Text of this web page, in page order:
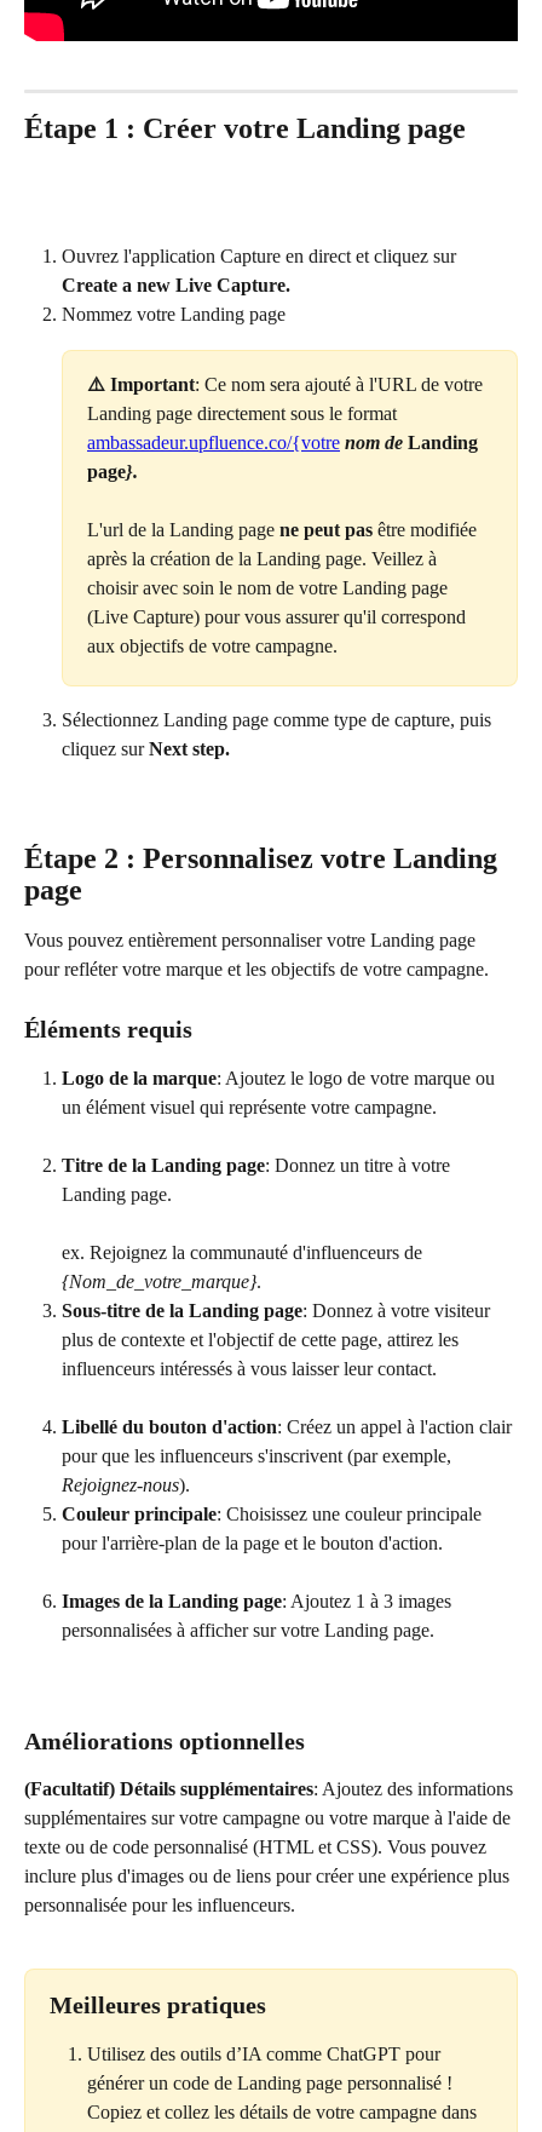
Étape 1 : Créer votre Landing page
Ouvrez l'application Capture en direct et cliquez sur
Create a new Live Capture.
Nommez votre Landing page
⚠️ Important: Ce nom sera ajouté à l'URL de votre
Landing page directement sous le format
ambassadeur.upfluence.co/{votre nom de Landing
page}.
L'url de la Landing page ne peut pas être modifiée
après la création de la Landing page. Veillez à
choisir avec soin le nom de votre Landing page
(Live Capture) pour vous assurer qu'il correspond
aux objectifs de votre campagne.
Sélectionnez Landing page comme type de capture, puis
cliquez sur Next step.
Étape 2 : Personnalisez votre Landing
page
Vous pouvez entièrement personnaliser votre Landing page
pour refléter votre marque et les objectifs de votre campagne.
Éléments requis
Logo de la marque: Ajoutez le logo de votre marque ou
un élément visuel qui représente votre campagne.
Titre de la Landing page: Donnez un titre à votre
Landing page.
ex. Rejoignez la communauté d'influenceurs de
{Nom_de_votre_marque}.
Sous-titre de la Landing page: Donnez à votre visiteur
plus de contexte et l'objectif de cette page, attirez les
influenceurs intéressés à vous laisser leur contact.
Libellé du bouton d'action: Créez un appel à l'action clair
pour que les influenceurs s'inscrivent (par exemple,
Rejoignez-nous).
Couleur principale: Choisissez une couleur principale
pour l'arrière-plan de la page et le bouton d'action.
Images de la Landing page: Ajoutez 1 à 3 images
personnalisées à afficher sur votre Landing page.
Améliorations optionnelles
(Facultatif) Détails supplémentaires: Ajoutez des informations
supplémentaires sur votre campagne ou votre marque à l'aide de
texte ou de code personnalisé (HTML et CSS). Vous pouvez
inclure plus d'images ou de liens pour créer une expérience plus
personnalisée pour les influenceurs.
Meilleures pratiques
Utilisez des outils d’IA comme ChatGPT pour
générer un code de Landing page personnalisé !
Copiez et collez les détails de votre campagne dans